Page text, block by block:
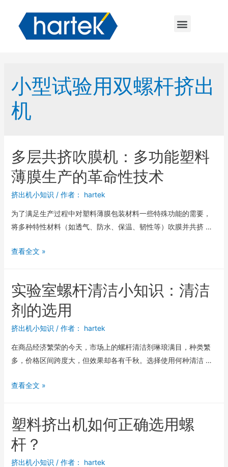
小型试验用双螺杆挤出
机
多层共挤吹膜机：多功能塑料
薄膜生产的革命性技术
挤出机小知识 / 作者： hartek
为了满足生产过程中对塑料薄膜包装材料一些特殊功能的需要，
将多种特性材料（如透气、防水、保温、韧性等）吹膜并共挤 …
查看全文 »
实验室螺杆清洁小知识：清洁
剂的选用
挤出机小知识 / 作者： hartek
在商品经济繁荣的今天，市场上的螺杆清洁剂琳琅满目，种类繁
多，价格区间跨度大，但效果却各有千秋。选择使用何种清洁 …
查看全文 »
塑料挤出机如何正确选用螺
杆？
挤出机小知识 / 作者： hartek